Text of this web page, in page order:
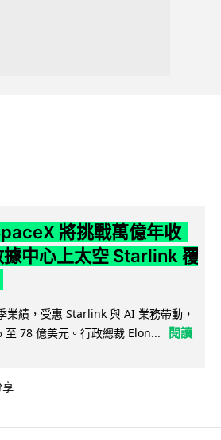
將挑戰萬億年收
據中心上太空 Starlink 覆
業績，受惠 Starlink 與 AI 業務帶動，
至 78 億美元。行政總裁 Elon...
閱讀